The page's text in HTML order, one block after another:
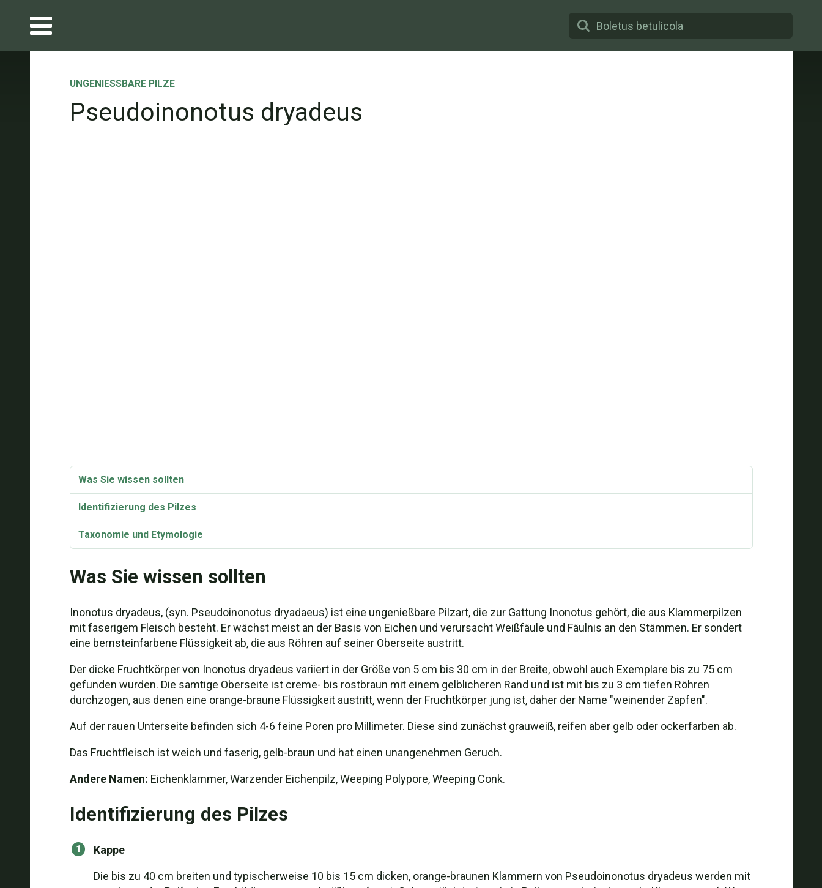
UNGENIESSBARE PILZE
Pseudoinonotus dryadeus
Was Sie wissen sollten
Identifizierung des Pilzes
Taxonomie und Etymologie
Was Sie wissen sollten
Inonotus dryadeus, (syn. Pseudoinonotus dryadaeus) ist eine ungenießbare Pilzart, die zur Gattung Inonotus gehört, die aus Klammerpilzen
mit faserigem Fleisch besteht. Er wächst meist an der Basis von Eichen und verursacht Weißfäule und Fäulnis an den Stämmen. Er sondert
eine bernsteinfarbene Flüssigkeit ab, die aus Röhren auf seiner Oberseite austritt.
Der dicke Fruchtkörper von Inonotus dryadeus variiert in der Größe von 5 cm bis 30 cm in der Breite, obwohl auch Exemplare bis zu 75 cm
gefunden wurden. Die samtige Oberseite ist creme- bis rostbraun mit einem gelblicheren Rand und ist mit bis zu 3 cm tiefen Röhren
durchzogen, aus denen eine orange-braune Flüssigkeit austritt, wenn der Fruchtkörper jung ist, daher der Name "weinender Zapfen".
Auf der rauen Unterseite befinden sich 4-6 feine Poren pro Millimeter. Diese sind zunächst grauweiß, reifen aber gelb oder ockerfarben ab.
Das Fruchtfleisch ist weich und faserig, gelb-braun und hat einen unangenehmen Geruch.
Andere Namen: Eichenklammer, Warzender Eichenpilz, Weeping Polypore, Weeping Conk.
Identifizierung des Pilzes
Kappe
Die bis zu 40 cm breiten und typischerweise 10 bis 15 cm dicken, orange-braunen Klammern von Pseudoinonotus dryadeus werden mit